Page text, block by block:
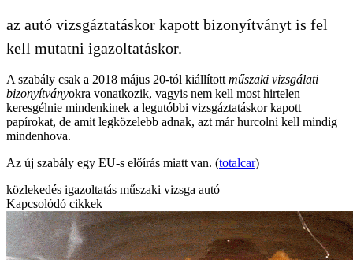
az autó vizsgáztatáskor kapott bizonyítványt is fel
kell mutatni igazoltatáskor.
A szabály csak a 2018 május 20-tól kiállított műszaki vizsgálati
bizonyítványokra vonatkozik, vagyis nem kell most hirtelen
keresgélnie mindenkinek a legutóbbi vizsgáztatáskor kapott
papírokat, de amit legközelebb adnak, azt már hurcolni kell mindig
mindenhova.
Az új szabály egy EU-s előírás miatt van. (totalcar)
közlekedés igazoltatás műszaki vizsga autó
Kapcsolódó cikkek